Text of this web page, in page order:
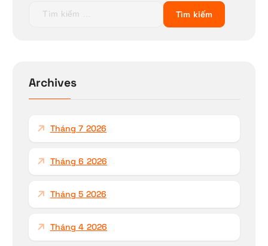
ế
m
Archives
Tháng 7 2026
Tháng 6 2026
Tháng 5 2026
Tháng 4 2026